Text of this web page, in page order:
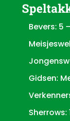
Bevers: 5
Gidsen:
Sherrows: